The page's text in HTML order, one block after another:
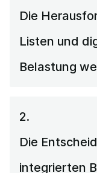
Die
Listen und
Belastung
2.
Die
integrierten